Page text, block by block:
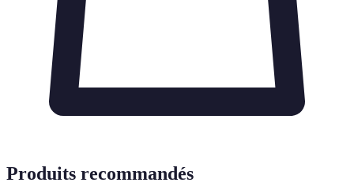
Produits recommandés